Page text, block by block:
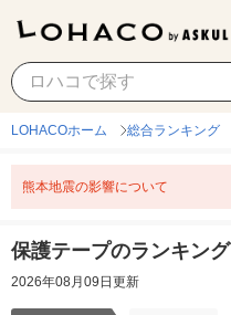
保護テープ
LOHACOホーム 総合ランキング
熊本地震の影響について
保護テープのランキング
2026年08月09日更新